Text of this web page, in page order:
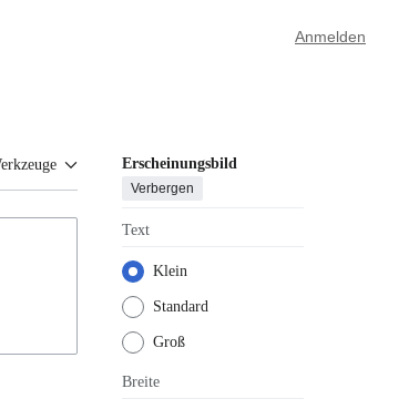
Anmelden
Erscheinungsbild
Verbergen
Text
Klein
Standard
Groß
Breite